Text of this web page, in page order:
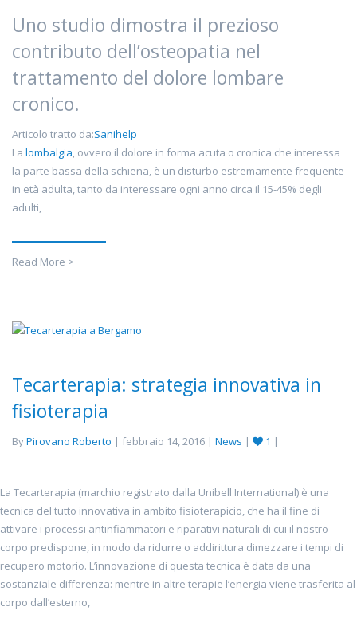
Uno studio dimostra il prezioso
contributo dell’osteopatia nel
trattamento del dolore lombare
cronico.
Articolo tratto da:Sanihelp
La lombalgia, ovvero il dolore in forma acuta o cronica che interessa
la parte bassa della schiena, è un disturbo estremamente frequente
in età adulta, tanto da interessare ogni anno circa il 15-45% degli
adulti,
Read More >
Tecarterapia: strategia innovativa in
fisioterapia
ByPirovano Roberto | febbraio 14, 2016 | News | 1 |
La Tecarterapia (marchio registrato dalla Unibell International) è una
tecnica del tutto innovativa in ambito fisioterapicio, che ha il fine di
attivare i processi antinfiammatori e riparativi naturali di cui il nostro
corpo predispone, in modo da ridurre o addirittura dimezzare i tempi di
recupero motorio. L’innovazione di questa tecnica è data da una
sostanziale differenza: mentre in altre terapie l’energia viene trasferita al
corpo dall’esterno,